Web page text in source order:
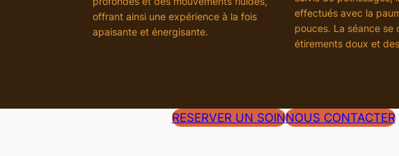
offrant ainsi une expérience à la fois
apaisante et énergisante.
effectués avec la
pouces. La séance se
étirements doux et
RESERVER UN SOINNOUS CONTACTER